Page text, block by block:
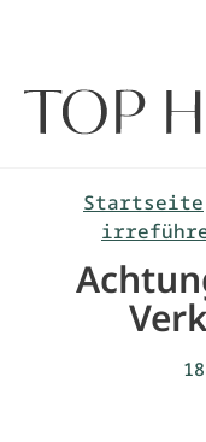
Startseite